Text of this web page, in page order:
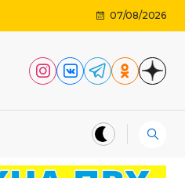
07/08/2026